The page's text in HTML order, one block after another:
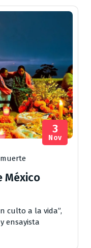
3
Nov
México
culto a la vida”,
ensayista